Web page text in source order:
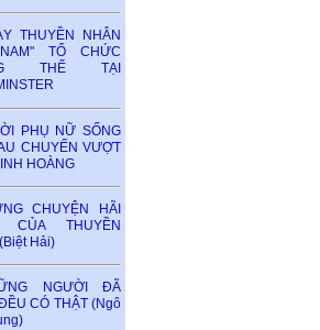
THUYỀN NHÂN
TỔ CHỨC
THỂ TẠI
PHỤ NỮ SỐNG
CHUYẾN VƯỢT
HOÀNG
CHUYỆN HÃI
CỦA THUYỀN
Hải)
NGƯỜI ĐÃ
CÓ THẬT (Ngô